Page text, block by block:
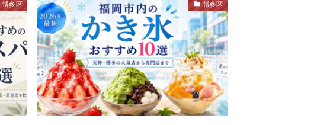
博多区 博多区